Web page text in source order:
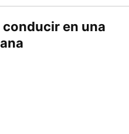
en una